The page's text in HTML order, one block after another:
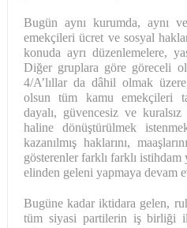
Bugün aynı kurumda, aynı
emekçileri ücret ve sosyal
konuda ayrı düzenlemelere,
Diğer gruplara göre göreceli
4/A’lıllar da dâhil olmak
olsun tüm kamu emekçileri
dayalı, güvencesiz ve
haline dönüştürülmek
kazanılmış haklarını,
gösterenler farklı farklı istihdam
elinden geleni yapmaya devam
Bugüne kadar iktidara gelen,
tüm siyasi partilerin iş birliği